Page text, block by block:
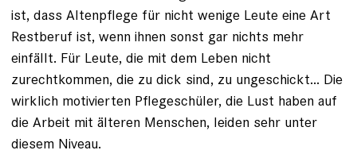
ist, dass Altenpflege für nicht wenige Leute eine Art
Restberuf ist, wenn ihnen sonst gar nichts mehr
einfällt. Für Leute, die mit dem Leben nicht
zurechtkommen, die zu dick sind, zu ungeschickt... Die
wirklich motivierten Pflegeschüler, die Lust haben auf
die Arbeit mit älteren Menschen, leiden sehr unter
diesem Niveau.